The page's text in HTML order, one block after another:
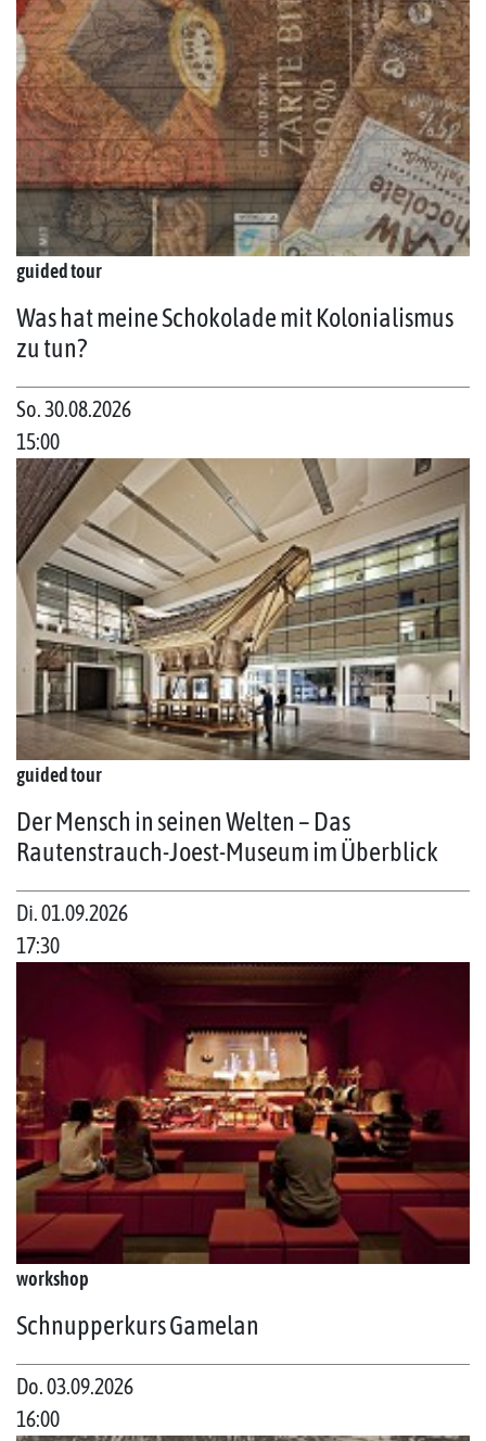
guided tour
Was hat meine Schokolade mit Kolonialismus
zu tun?
So. 30.08.2026
15:00
guided tour
Der Mensch in seinen Welten – Das
Rautenstrauch-Joest-Museum im Überblick
Di. 01.09.2026
17:30
workshop
Schnupperkurs Gamelan
Do. 03.09.2026
16:00